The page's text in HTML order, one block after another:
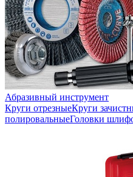
Абразивный инструмент
Круги отрезныеКруги
полировальныеГоловки